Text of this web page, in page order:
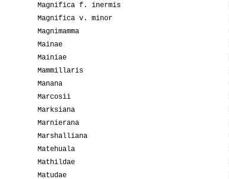
Magnifica f. inermis
Magnifica v. minor
Magnimamma
Mainae
Mainiae
Mammillaris
Manana
Marcosii
Marksiana
Marnierana
Marshalliana
Matehuala
Mathildae
Matudae